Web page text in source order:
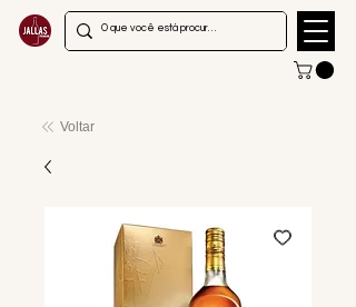
Voltar